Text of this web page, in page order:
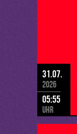
31.07.
2026
05:55
Uhr